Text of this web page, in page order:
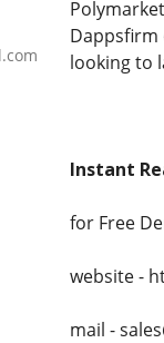
Dappsfirm
looking to
Instant
for Free
website -
mail -